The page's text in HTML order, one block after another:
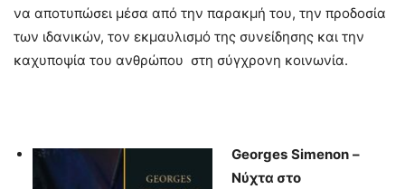
να αποτυπώσει μέσα από την παρακμή του, την προδοσία
των ιδανικών, τον εκμαυλισμό της συνείδησης και την
καχυποψία του ανθρώπου στη σύγχρονη κοινωνία.
Georges Simenon –
Νύχτα στο